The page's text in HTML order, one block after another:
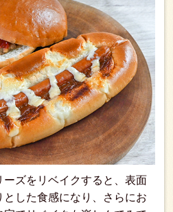
ーズをリベイクすると、表面
した食感になり、さらにお